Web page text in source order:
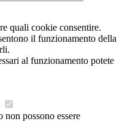
quali cookie consentire.
il funzionamento della
al funzionamento potete
possono essere